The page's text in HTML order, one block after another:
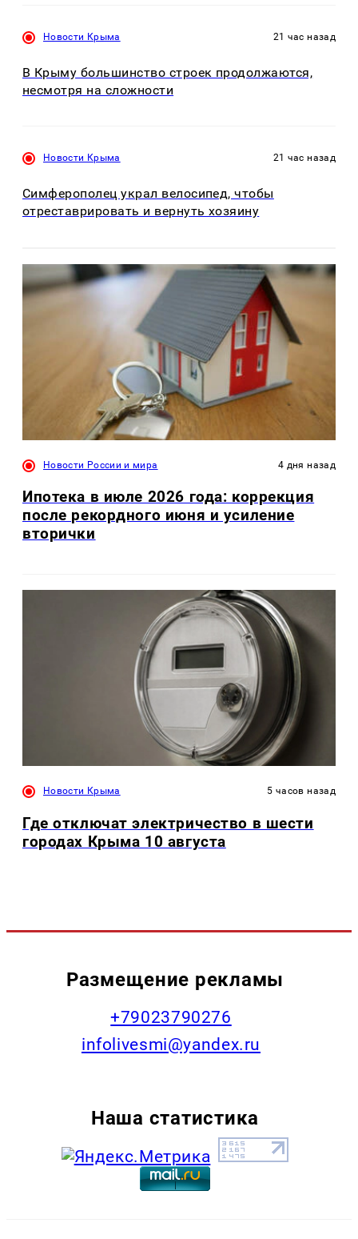
Новости Крыма 21 час назад
В Крыму большинство строек продолжаются,
несмотря на сложности
Новости Крыма 21 час назад
Симферополец украл велосипед, чтобы
отреставрировать и вернуть хозяину
Новости России и мира 4 дня назад
Ипотека в июле 2026 года: коррекция
после рекордного июня и усиление
вторички
Новости Крыма 5 часов назад
Где отключат электричество в шести
городах Крыма 10 августа
Размещение рекламы
+79023790276
infolivesmi@yandex.ru
Наша статистика